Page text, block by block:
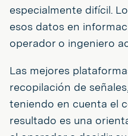
especialmente difícil.
esos datos en
operador o ingeniero
Las mejores
recopilación de
teniendo en cuenta el
resultado es una